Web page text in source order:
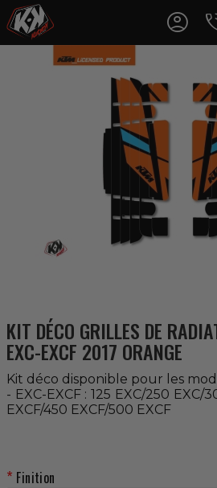

KIT DÉCO GRILLES DE
EXC-EXCF 2017 ORANGE
Kit déco disponible pour les
- EXC-EXCF : 125 EXC/250 EXC/
EXCF/450 EXCF/500 EXCF
Finition